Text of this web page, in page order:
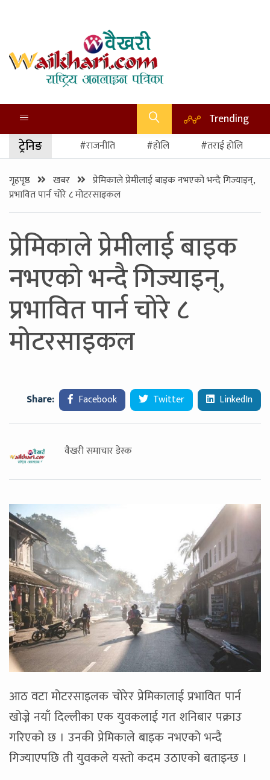
Trending
ट्रेनिङ #राजनीति #होलि #तराई होलि
गृहपृष्ठ खबर
प्रेमिकाले प्रेमीलाई बाइक नभएको भन्दै गिज्याइन्,
प्रभावित पार्न चोरे ८ मोटरसाइकल
प्रेमिकाले प्रेमीलाई बाइक
नभएको भन्दै गिज्याइन्,
प्रभावित पार्न चोरे ८
मोटरसाइकल
Share: Facebook Twitter LinkedIn
वैखरी समाचार डेस्क
आठ वटा मोटरसाइलक चोरेर प्रेमिकालाई प्रभावित पार्न
खोज्ने नयाँ दिल्लीका एक युवकलाई गत शनिबार पक्राउ
गरिएको छ । उनकी प्रेमिकाले बाइक नभएको भन्दै
गिज्याएपछि ती युवकले यस्तो कदम उठाएको बताइन्छ ।